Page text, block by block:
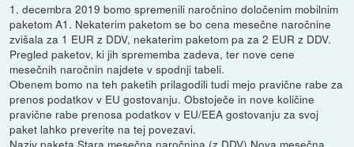
1. decembra 2019 bomo spremenili naročnino določenim mobilnim
paketom A1. Nekaterim paketom se bo cena mesečne naročnine
zvišala za 1 EUR z DDV, nekaterim paketom pa za 2 EUR z DDV.
Pregled paketov, ki jih sprememba zadeva, ter nove cene
mesečnih naročnin najdete v spodnji tabeli.
Obenem bomo na teh paketih prilagodili tudi mejo pravične rabe za
prenos podatkov v EU gostovanju. Obstoječe in nove količine
pravične rabe prenosa podatkov v EU/EEA gostovanju za svoj
paket lahko preverite na tej povezavi.